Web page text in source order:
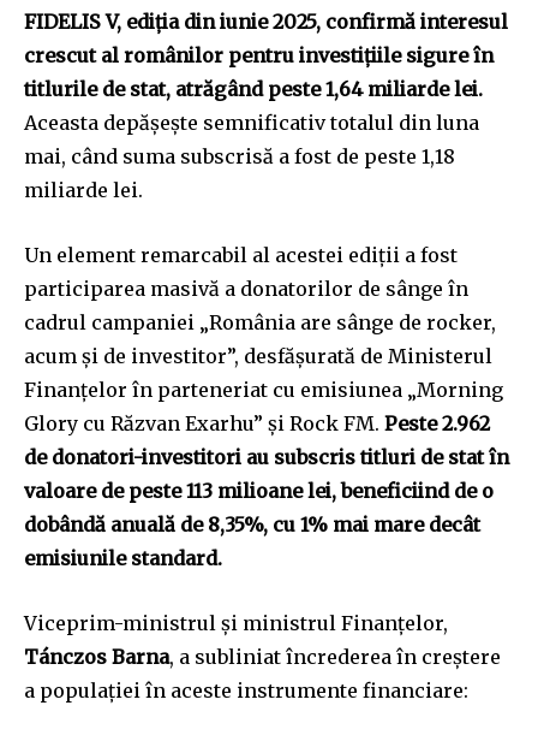
FIDELIS V, ediția din iunie 2025, confirmă interesul
crescut al românilor pentru investițiile sigure în
titlurile de stat, atrăgând peste 1,64 miliarde lei.
Aceasta depășește semnificativ totalul din luna
mai, când suma subscrisă a fost de peste 1,18
miliarde lei.
Un element remarcabil al acestei ediții a fost
participarea masivă a donatorilor de sânge în
cadrul campaniei „România are sânge de rocker,
acum și de investitor”, desfășurată de Ministerul
Finanțelor în parteneriat cu emisiunea „Morning
Glory cu Răzvan Exarhu” și Rock FM. Peste 2.962
de donatori-investitori au subscris titluri de stat în
valoare de peste 113 milioane lei, beneficiind de o
dobândă anuală de 8,35%, cu 1% mai mare decât
emisiunile standard.
Viceprim-ministrul și ministrul Finanțelor,
Tánczos Barna, a subliniat încrederea în creștere
a populației în aceste instrumente financiare: